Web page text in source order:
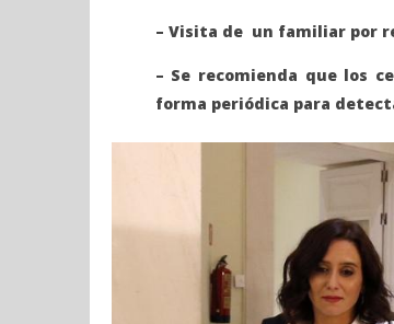
– Visita de un familiar por
– Se recomienda que los
forma periódica para